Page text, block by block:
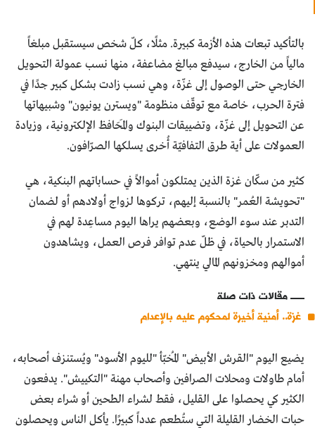
بالتأكيد تبعات هذه الأزمة كبيرة. مثلًا، كلّ شخص سيستقبل مبلغاً
مالياً من الخارج، سيدفع مبالغ مضاعفة، منها نسب عمولة التحويل
الخارجي حتى الوصول إلى غزّة، وهي نسب زادت بشكل كبير جدًا في
فترة الحرب، خاصة مع توقّف منظومة "ويسترن يونيون" وشبيهاتها
عن التحويل إلى غزّة، وتضييقات البنوك والمَحَافظ الإلكترونية، وزيادة
العمولات على أية طرق التفافيّة أُخرى يسلكها الصرّافون.
كثير من سكّان غزة الذين يمتلكون أموالاً في حساباتهم البنكية، هي
"تحويشة العُمر" بالنسبة إليهم، تركوها لزواج أولادهم أو لضمان
التدبر عند سوء الوضع، وبعضهم يراها اليوم مساعِدة لهم في
الاستمرار بالحياة، في ظلّ عدم توافر فرص العمل، ويشاهدون
أموالهم ومخزونهم المالي ينتهي.
مقالات ذات صلة
غزة.. أمنية أخيرة لمحكوم عليه بالإعدام
يضيع اليوم "القرش الأبيض" المُخبّأ "لليوم الأسود" ويُستنزف أصحابه،
أمام طاولات ومحلات الصرافين وأصحاب مهنة "التكييش". يدفعون
الكثير كي يحصلوا على القليل، فقط لشراء الطحين أو شراء بعض
حبات الخضار القليلة التي ستُطعم عدداً كبيرًا. يأكل الناس ويحصلون